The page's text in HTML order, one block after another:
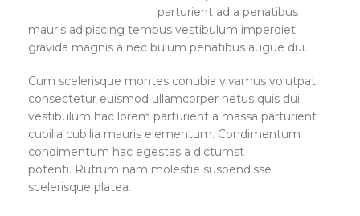
parturient ad a penatibus
mauris adipiscing tempus vestibulum imperdiet
gravida magnis a nec bulum penatibus augue dui.
Cum scelerisque montes conubia vivamus volutpat
consectetur euismod ullamcorper netus quis dui
vestibulum hac lorem parturient a massa parturient
cubilia cubilia mauris elementum. Condimentum
condimentum hac egestas a dictumst
potenti. Rutrum nam molestie suspendisse
scelerisque platea.